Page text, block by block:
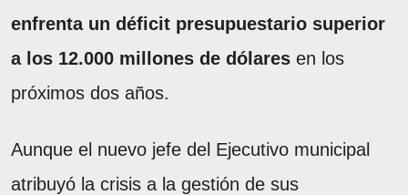
enfrenta un déficit presupuestario superior
a los 12.000 millones de dólares en los
próximos dos años.
Aunque el nuevo jefe del Ejecutivo municipal
atribuyó la crisis a la gestión de sus